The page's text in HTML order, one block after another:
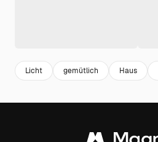
Licht gemütlich Haus